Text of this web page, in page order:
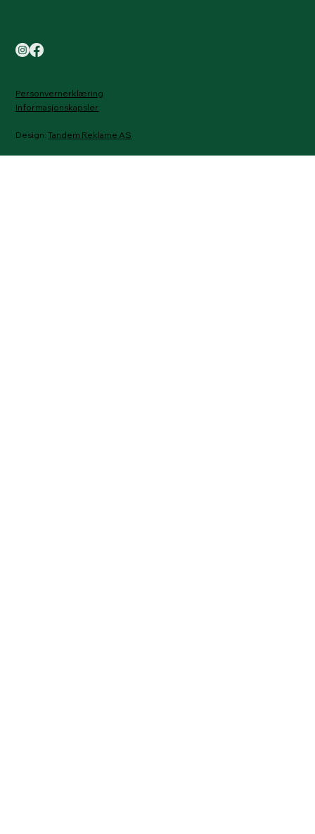
Design:Tandem Reklame AS
Personvernerklæring
Informasjonskapsler